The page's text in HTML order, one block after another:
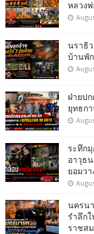
หลวง
นราธิ
บ้านพั
ฝ่ายป
ยุทธก
ระทึก
อาวุธ
ยอมว
นครน
รำลึก
ราชส